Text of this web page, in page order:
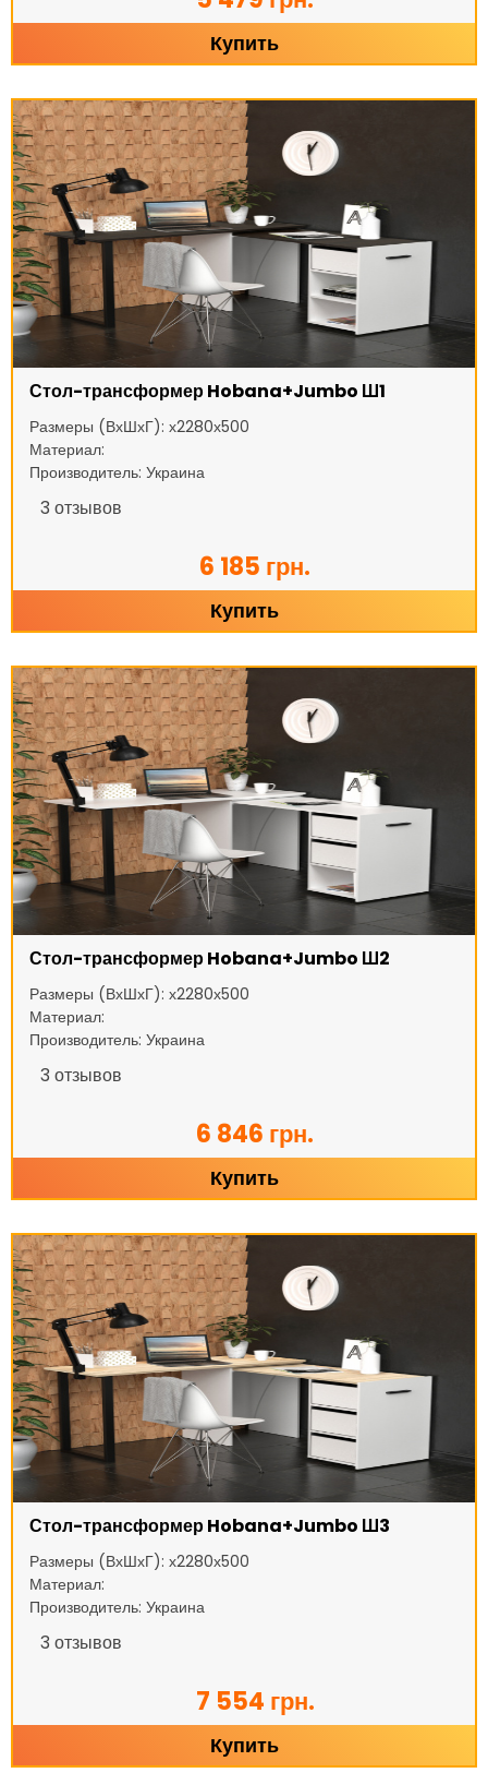
Купить
Стол-трансформер Hobana+Jumbo Ш1
Размеры (ВхШхГ): х2280х500
Материал:
Производитель: Украина
3 отзывов
6 185 грн.
Купить
Стол-трансформер Hobana+Jumbo Ш2
Размеры (ВхШхГ): х2280х500
Материал:
Производитель: Украина
3 отзывов
6 846 грн.
Купить
Стол-трансформер Hobana+Jumbo Ш3
Размеры (ВхШхГ): х2280х500
Материал:
Производитель: Украина
3 отзывов
7 554 грн.
Купить